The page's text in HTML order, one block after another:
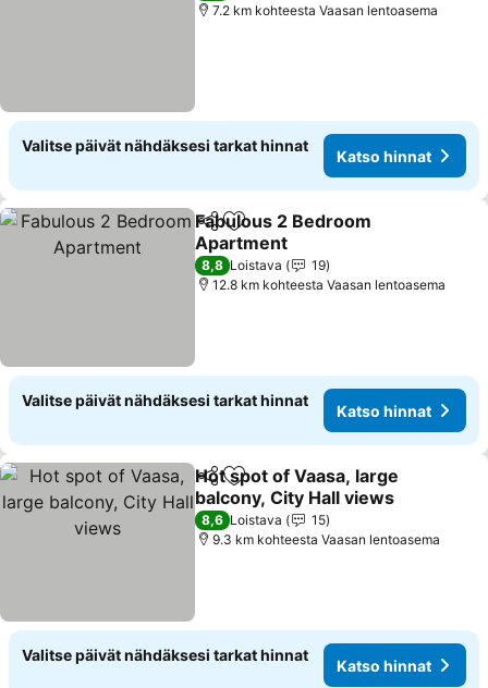
7.2 km kohteesta Vaasan lentoasema
Valitse päivät nähdäksesi tarkat hinnat
Katso hinnat
Jaa Lisää suosikkeihin
Fabulous 2 Bedroom
Apartment
8,8 Loistava
19
12.8 km kohteesta Vaasan lentoasema
Valitse päivät nähdäksesi tarkat hinnat
Katso hinnat
Jaa Lisää suosikkeihin
Hot spot of Vaasa, large
balcony, City Hall views
8,6 Loistava
15
9.3 km kohteesta Vaasan lentoasema
Valitse päivät nähdäksesi tarkat hinnat
Katso hinnat